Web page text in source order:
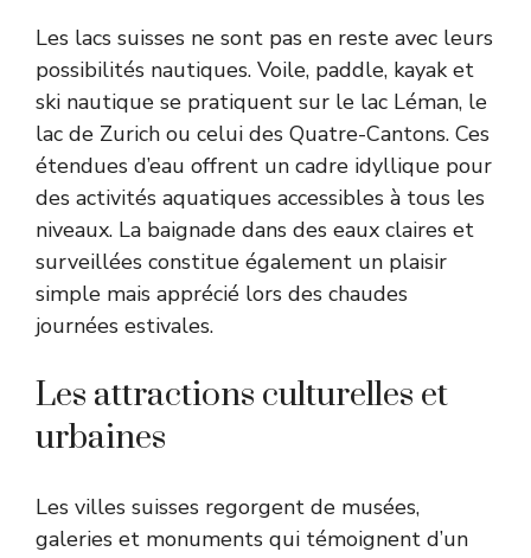
Les lacs suisses ne sont pas en reste avec leurs
possibilités nautiques. Voile, paddle, kayak et
ski nautique se pratiquent sur le lac Léman, le
lac de Zurich ou celui des Quatre-Cantons. Ces
étendues d’eau offrent un cadre idyllique pour
des activités aquatiques accessibles à tous les
niveaux. La baignade dans des eaux claires et
surveillées constitue également un plaisir
simple mais apprécié lors des chaudes
journées estivales.
Les attractions culturelles et
urbaines
Les villes suisses regorgent de musées,
galeries et monuments qui témoignent d’un